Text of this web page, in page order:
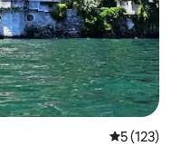
Évaluation
5 (123)